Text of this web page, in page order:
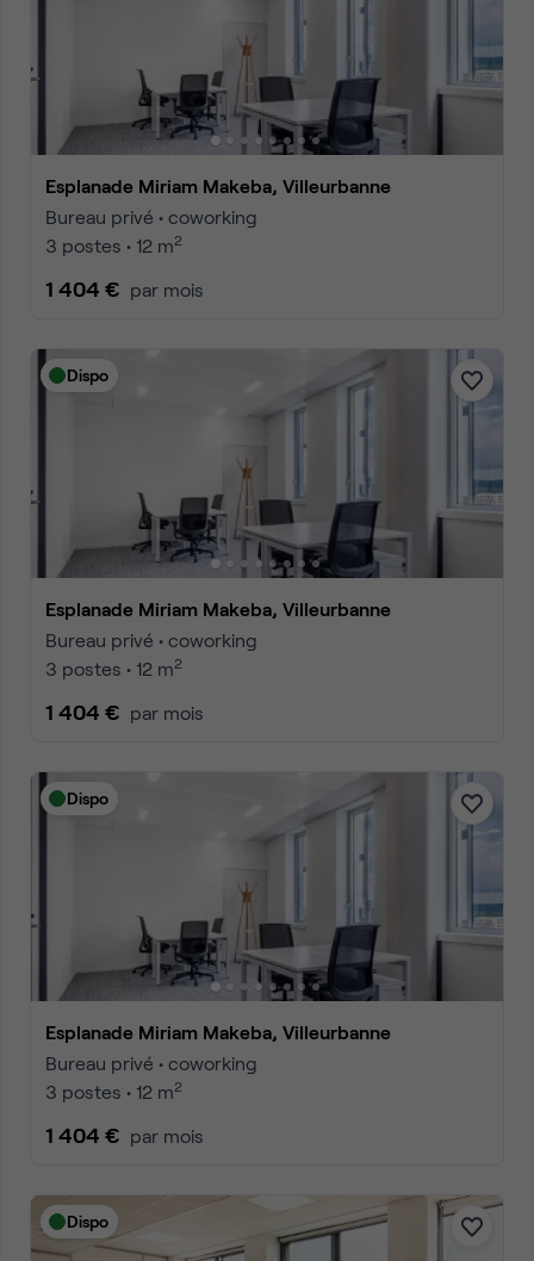
Esplanade Miriam Makeba, Villeurbanne
Bureau privé • coworking
3 postes • 12 m2
1 404 € par mois
Dispo
Esplanade Miriam Makeba, Villeurbanne
Bureau privé • coworking
3 postes • 12 m2
1 404 € par mois
Dispo
Esplanade Miriam Makeba, Villeurbanne
Bureau privé • coworking
3 postes • 12 m2
1 404 € par mois
Dispo